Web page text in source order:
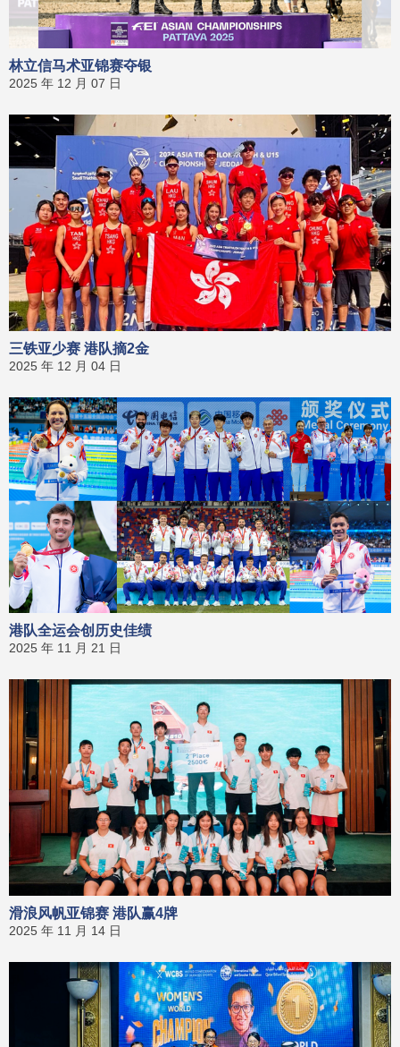
林立信马术亚锦赛夺银
2025 年 12 月 07 日
三铁亚少赛 港队摘2金
2025 年 12 月 04 日
港队全运会创历史佳绩
2025 年 11 月 21 日
滑浪风帆亚锦赛 港队赢4牌
2025 年 11 月 14 日